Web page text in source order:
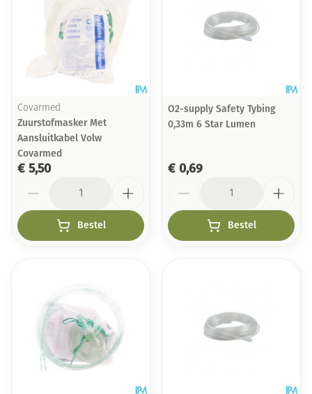
Covarmed
Zuurstofmasker Met
Aansluitkabel Volw
Covarmed
€ 5,50
Bestel
O2-supply Safety Tybing
0,33m 6 Star Lumen
€ 0,69
Bestel